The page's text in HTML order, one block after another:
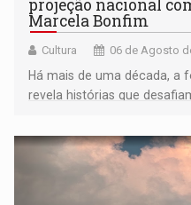
projeção nacional
Marcela Bonfim
Cultura 06 de Agosto
Há mais de uma década, a
revela histórias que
negras